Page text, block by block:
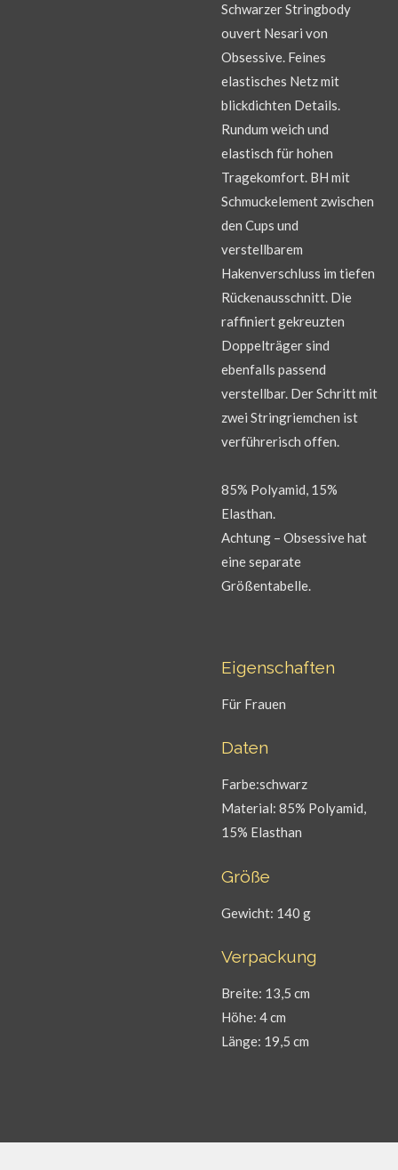
Schwarzer Stringbody
ouvert Nesari von
Obsessive. Feines
elastisches Netz mit
blickdichten Details.
Rundum weich und
elastisch für hohen
Tragekomfort. BH mit
Schmuckelement zwischen
den Cups und
verstellbarem
Hakenverschluss im tiefen
Rückenausschnitt. Die
raffiniert gekreuzten
Doppelträger sind
ebenfalls passend
verstellbar. Der Schritt mit
zwei Stringriemchen ist
verführerisch offen.
85% Polyamid, 15%
Elasthan.
Achtung – Obsessive hat
eine separate
Größentabelle.
Eigenschaften
Für Frauen
Daten
Farbe:schwarz
Material: 85% Polyamid,
15% Elasthan
Größe
Gewicht: 140 g
Verpackung
Breite: 13,5 cm
Höhe: 4 cm
Länge: 19,5 cm